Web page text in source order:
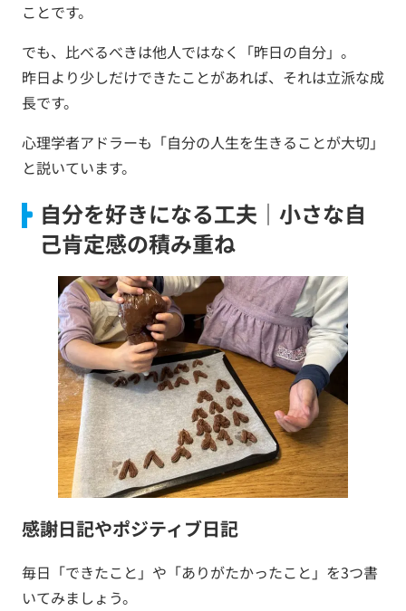
ことです。
でも、比べるべきは他人ではなく「昨日の自分」。
昨日より少しだけできたことがあれば、それは立派な成
長です。
心理学者アドラーも「自分の人生を生きることが大切」
と説いています。
自分を好きになる工夫｜小さな自
己肯定感の積み重ね
感謝日記やポジティブ日記
毎日「できたこと」や「ありがたかったこと」を3つ書
いてみましょう。